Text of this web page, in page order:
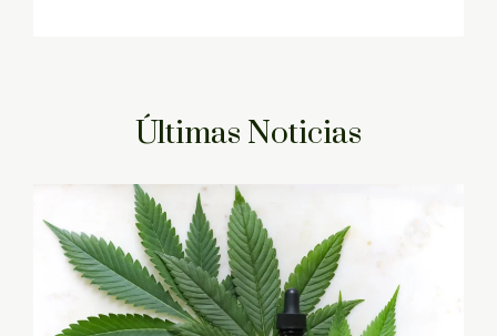
Últimas Noticias